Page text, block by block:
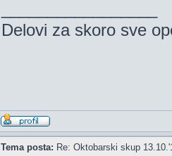
Delovi za skoro sve
Tema posta: Re: Oktobarski skup